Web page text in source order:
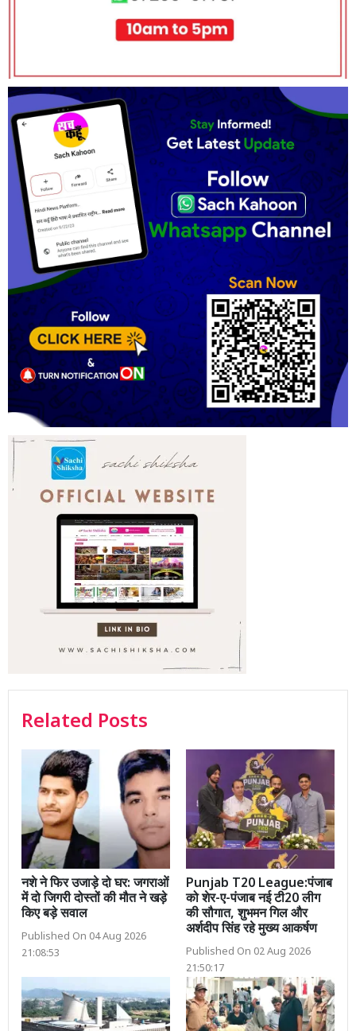
Related Posts
नशे ने फिर उजाड़े दो घर: जगराओं
में दो जिगरी दोस्तों की मौत ने खड़े
किए बड़े सवाल
Published On 04 Aug 2026
21:08:53
Punjab T20 League:पंजाब
को शेर-ए-पंजाब नई टी20 लीग
की सौगात, शुभमन गिल और
अर्शदीप सिंह रहे मुख्य आकर्षण
Published On 02 Aug 2026
21:50:17